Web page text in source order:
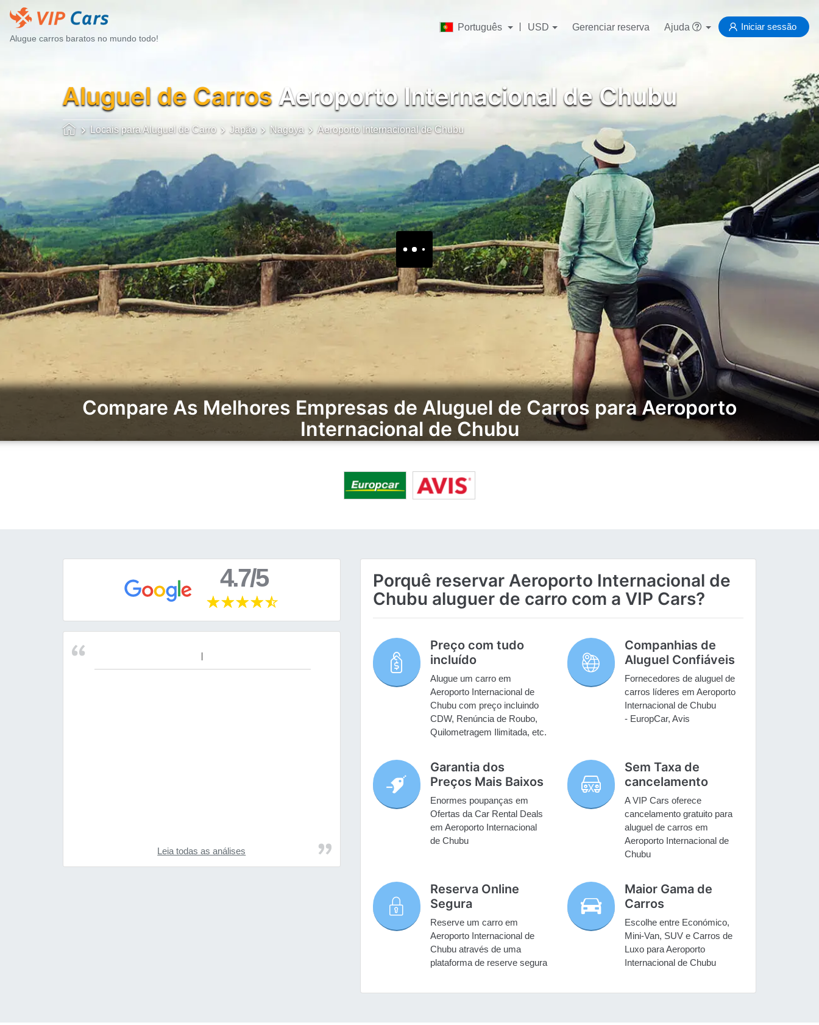
Alugue carros baratos no mundo todo!
Português USD Gerenciar reserva Ajuda Iniciar sessão
Aluguel de Carros Aeroporto Internacional de Chubu
Locais para Aluguel de Carro Japão Nagoya Aeroporto Internacional de Chubu
Compare As Melhores Empresas de Aluguel de Carros para Aeroporto
Internacional de Chubu
4.7/5
Leia todas as análises
Porquê reservar Aeroporto Internacional de
Chubu aluguer de carro com a VIP Cars?
Preço com tudo
incluído
Alugue um carro em
Aeroporto Internacional de
Chubu com preço incluindo
CDW, Renúncia de Roubo,
Quilometragem Ilimitada, etc.
Companhias de
Aluguel Confiáveis
Fornecedores de aluguel de
carros líderes em Aeroporto
Internacional de Chubu
- EuropCar, Avis
Garantia dos
Preços Mais Baixos
Enormes poupanças em
Ofertas da Car Rental Deals
em Aeroporto Internacional
de Chubu
Sem Taxa de
cancelamento
A VIP Cars oferece
cancelamento gratuito para
aluguel de carros em
Aeroporto Internacional de
Chubu
Reserva Online
Segura
Reserve um carro em
Aeroporto Internacional de
Chubu através de uma
plataforma de reserve segura
Maior Gama de
Carros
Escolhe entre Económico,
Mini-Van, SUV e Carros de
Luxo para Aeroporto
Internacional de Chubu